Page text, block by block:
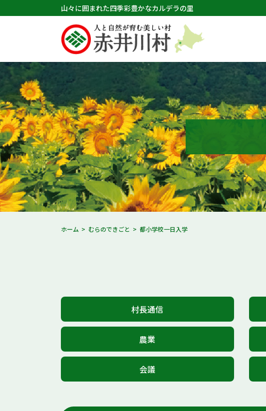
山々に囲まれた四季彩豊かなカルデラの里
ホーム むらのできごと 都小学校一日入学
村長通信
農業
会議